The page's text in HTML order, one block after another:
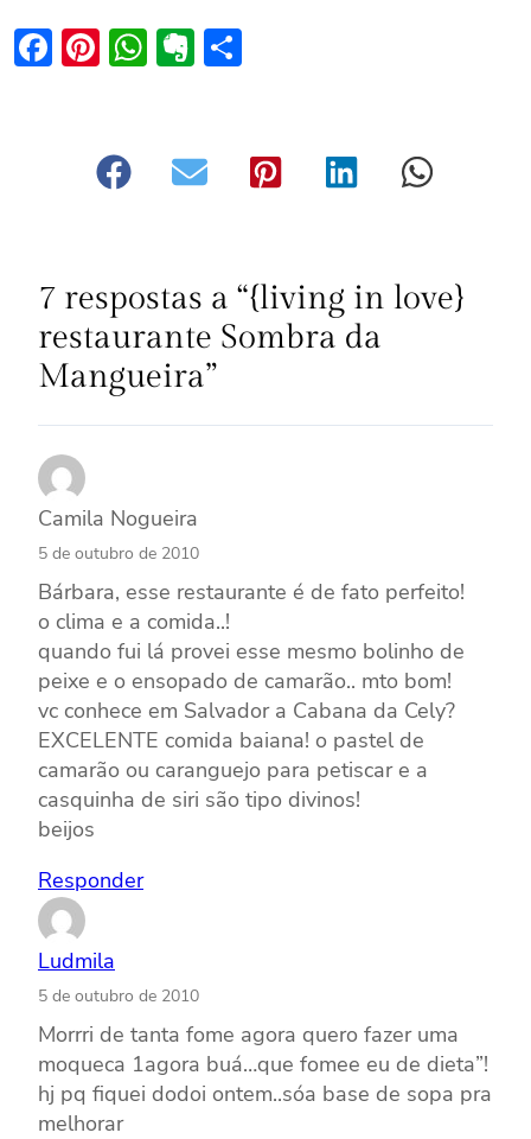
Facebook
Pinterest
WhatsApp
Evernote
7 respostas a “{living in love}
restaurante Sombra da
Mangueira”
Camila Nogueira
5 de outubro de 2010
Bárbara, esse restaurante é de fato perfeito!
o clima e a comida..!
quando fui lá provei esse mesmo bolinho de
peixe e o ensopado de camarão.. mto bom!
vc conhece em Salvador a Cabana da Cely?
EXCELENTE comida baiana! o pastel de
camarão ou caranguejo para petiscar e a
casquinha de siri são tipo divinos!
beijos
Responder
Ludmila
5 de outubro de 2010
Morrri de tanta fome agora quero fazer uma
moqueca 1agora buá…que fomee eu de dieta”!
hj pq fiquei dodoi ontem..sóa base de sopa pra
melhorar